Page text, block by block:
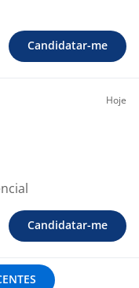
Candidatar-me
Hoje
Candidatar-me